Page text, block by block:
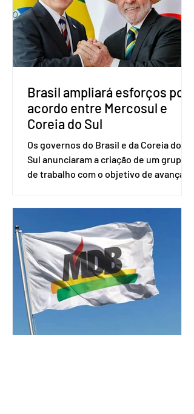
do partido, Eduardo Ribeiro, e do
senador Eduardo Girão, filiado ao Novo
desde fevereiro de 2023. Formado em
administração de empresas pela
Fundaç
Brasil ampliará esforços por
acordo entre Mercosul e
Coreia do Sul
Os governos do Brasil e da Coreia do
Sul anunciaram a criação de um grupo
de trabalho com o objetivo de avançar
Uruguai, além de outros países
associados. “Decidimos criar um grupo
de trabalho que vai identificar
sensibilidades dos dois lados e evitar
que elas sejam um empecilho para a
retomada das negociações de um
acordo do Mercosul com a Coreia”,
disse o presiden